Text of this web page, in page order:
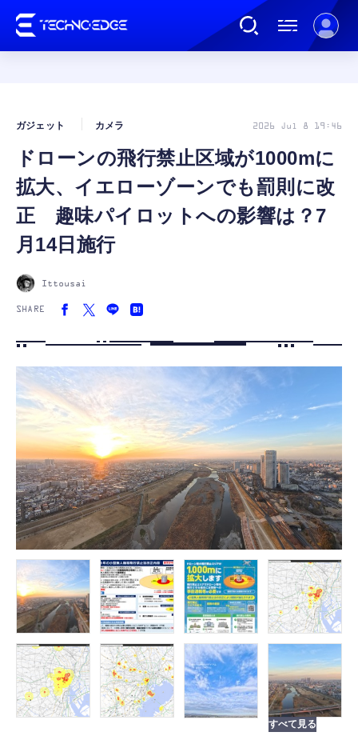
AI
ガジェット
カルチャー
FOLLOW US
ドローンの飛行禁止区域が1000mに
拡大、イエローゾーンでも罰則に改
正 趣味パイロットへの影響は？7
月14日施行
ガジェット カメラ 2026 Jul 8 19:46
Ittousai
SHARE